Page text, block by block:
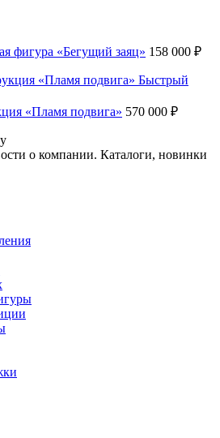
фигура «Бегущий заяц» 158 000 ₽
Быстрый
«Пламя подвига» 570 000 ₽
о компании. Каталоги, новинки